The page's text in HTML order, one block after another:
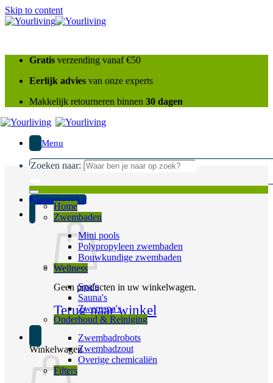
Skip to content
Gratis verzending vanaf €50
Eerlijk advies van onze experts
Makkelijk retourneren binnen 30 dagen
Menu
Zoeken naar:
Klantenservice
Geen producten in uw winkelwagen.
Terug naar winkel
Winkelwagen
Home
Zwembaden
Mini pools
Polypropyleen zwembaden
Bouwkundige zwembaden
Wellness
Spa’s
Sauna's
Zwemspa's
Onderhoud & Reiniging
Zwembadrobots
Zwembadzout
Overige chemicaliën
Filters